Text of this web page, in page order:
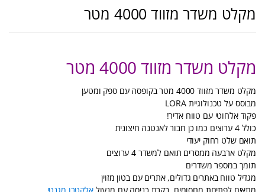
מקלט משדר מזווד 4000 מטר
מקלט משדר מזווד 4000 מטר
מקלט משדר מזווד 4000 מטר בקופסה עם ספק ומטען
מבוסס על טכנולוגיית LORA
פקוד אלחוטי עם טווח אדיר!
כולל 4 ערוצים כמו כן חבור לאנטנה חיצונית
תואם שלט רחוק יעודי
מקלט ארבעה ממסרים תואם למשדר 4 ערוצים
תומך במספר משדרים
מגדיל טווח באתרים גדולים, אתרים עם בטון מזוין